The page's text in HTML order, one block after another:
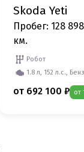
Skoda Yeti
Пробег: 128 898
км.
Робот
1.8 л, 152 л.с.,
от 692 100 ₽ от